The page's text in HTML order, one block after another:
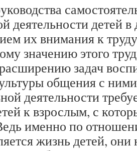
деятельности детей
их внимания к
значению этого
задач
общения с
деятельности
к взрослым, с
именно по
жизнь детей,